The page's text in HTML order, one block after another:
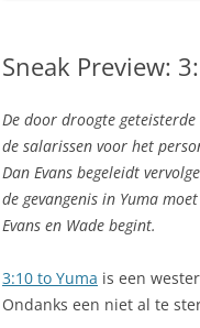
Sneak Preview:
De door droogte
de salarissen voor het
Dan Evans begeleidt
de gevangenis in Yuma
Evans en Wade begint.
3:10 to Yuma is een
Ondanks een niet al te